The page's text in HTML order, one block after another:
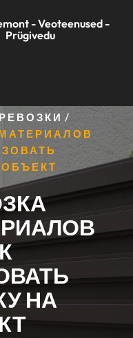
- Veoteenused -
Prügivedu
/
НА